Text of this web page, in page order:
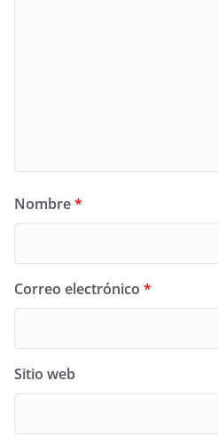
Nombre*
Correo electrónico *
Sitio web